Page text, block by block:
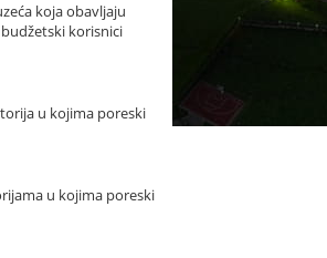
koja obavljaju
korisnici
u kojima poreski
u kojima poreski